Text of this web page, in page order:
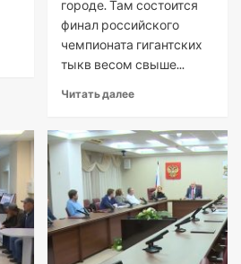
городе. Там состоится
финал российского
чемпионата гигантских
тыкв весом свыше...
Читать далее